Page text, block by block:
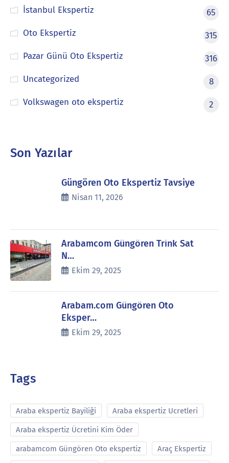
İstanbul Ekspertiz
65
Oto Ekspertiz
315
Pazar Günü Oto Ekspertiz
316
Uncategorized
8
Volkswagen oto ekspertiz
2
Son Yazılar
Güngören Oto Ekspertiz Tavsiye
Nisan 11, 2026
Arabamcom Güngören Trink Sat
N…
Ekim 29, 2025
Arabam.com Güngören Oto
Eksper…
Ekim 29, 2025
Tags
Araba ekspertiz Bayiliği Araba ekspertiz Ucretleri
Araba ekspertiz Ücretini Kim Öder
arabamcom Güngören Oto ekspertiz Araç Ekspertiz